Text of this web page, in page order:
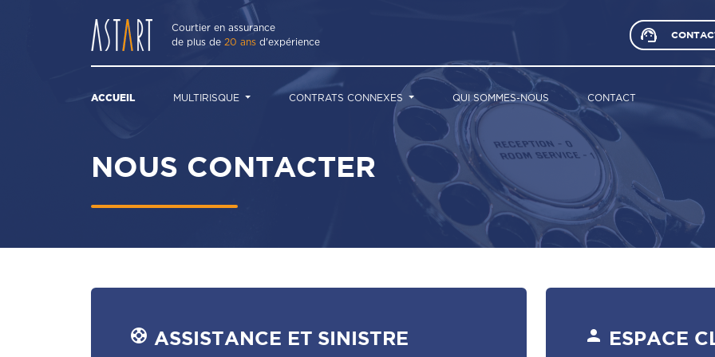
Courtier en assurance
de plus de 20 ans d'expérience support_agent
ACCUEIL MULTIRISQUE CONTRATS CONNEXES QUI SOMMES-NOUS CONTACT
NOUS CONTACTER
support ASSISTANCE ET SINISTRE person ESPACE